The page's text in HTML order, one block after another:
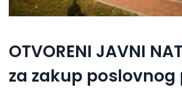
OTVORENI JAVNI
za zakup poslovnog